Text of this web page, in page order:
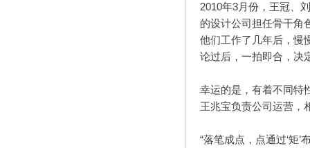
2010年3月份，王冠、
的设计公司担任骨干角
他们工作了几年后，慢
论过后，一拍即合，决
幸运的是，有着不同特
王兆宝负责公司运营，
“落笔成点，点通过‘矩’